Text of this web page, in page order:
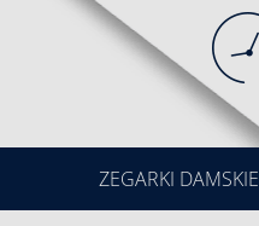
ZEGARKI DAMSKIE